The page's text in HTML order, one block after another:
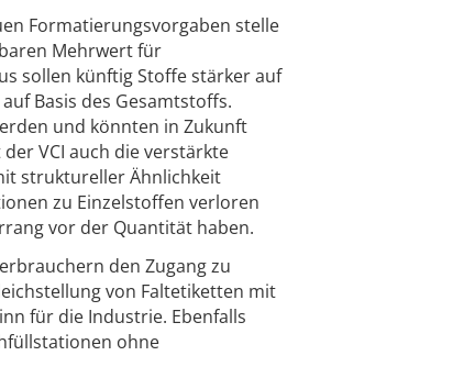
Formatierungsvorgaben stelle
Mehrwert für
sollen künftig Stoffe stärker auf
Basis des Gesamtstoffs.
und könnten in Zukunft
VCI auch die verstärkte
struktureller Ähnlichkeit
zu Einzelstoffen verloren
vor der Quantität haben.
den Zugang zu
von Faltetiketten mit
für die Industrie. Ebenfalls
ohne